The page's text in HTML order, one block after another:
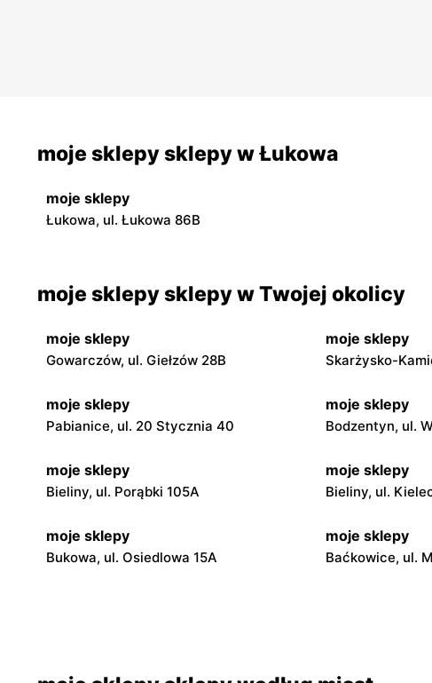
moje sklepy sklepy w Łukowa
moje sklepy
Łukowa, ul. Łukowa 86B
moje sklepy sklepy w Twojej okolicy
moje sklepy
Gowarczów, ul. Giełzów 28B
moje sklepy
Skarżysko-
moje sklepy
Pabianice, ul. 20 Stycznia 40
moje sklepy
Bodzentyn, ul.
moje sklepy
Bieliny, ul. Porąbki 105A
moje sklepy
Bieliny, ul.
moje sklepy
Bukowa, ul. Osiedlowa 15A
moje sklepy
Baćkowice, ul.